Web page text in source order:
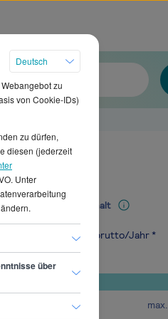
Mediangehalt
48.600 € brutto/Jahr *
max.
Deutsch
zu
von Cookie-IDs)
zu dürfen,
diesen (jederzeit
Unter
über